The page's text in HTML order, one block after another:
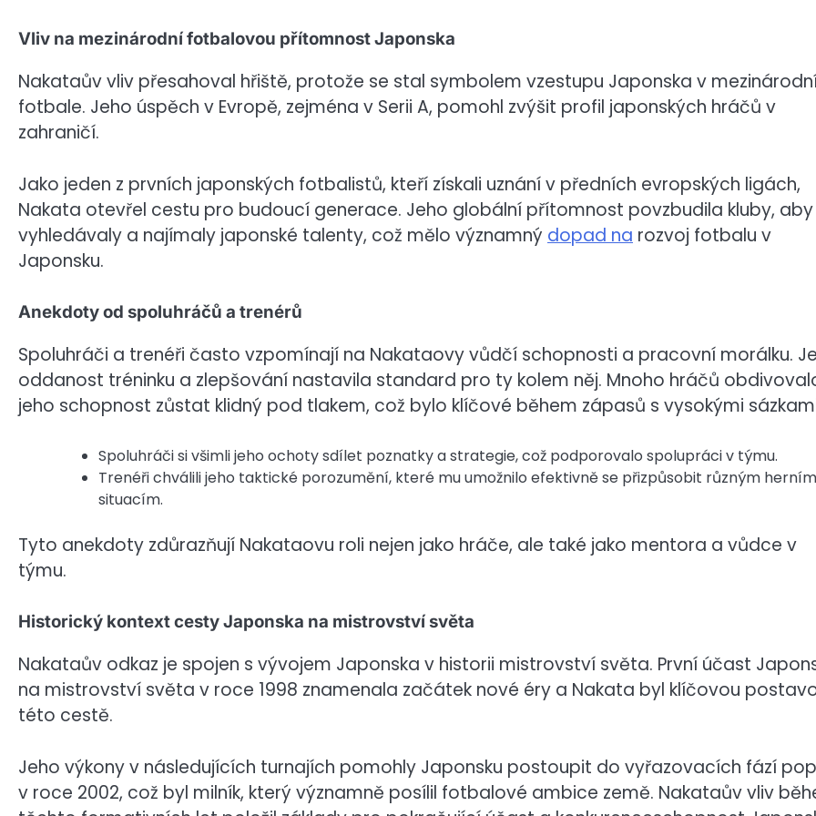
Vliv na mezinárodní fotbalovou přítomnost Japonska
Nakataův vliv přesahoval hřiště, protože se stal symbolem vzestupu Japonska v
fotbale. Jeho úspěch v Evropě, zejména v Serii A, pomohl zvýšit profil japonských hráčů v
zahraničí.
Jako jeden z prvních japonských fotbalistů, kteří získali uznání v předních evropských ligách,
Nakata otevřel cestu pro budoucí generace. Jeho globální přítomnost povzbudila kluby, aby
vyhledávaly a najímaly japonské talenty, což mělo významný dopad na rozvoj fotbalu v
Japonsku.
Anekdoty od spoluhráčů a trenérů
Spoluhráči a trenéři často vzpomínají na Nakataovy vůdčí schopnosti a pracovní morálku.
oddanost tréninku a zlepšování nastavila standard pro ty kolem něj. Mnoho hráčů
jeho schopnost zůstat klidný pod tlakem, což bylo klíčové během zápasů s vysokými
Spoluhráči si všimli jeho ochoty sdílet poznatky a strategie, což podporovalo spolupráci v týmu.
Trenéři chválili jeho taktické porozumění, které mu umožnilo efektivně se přizpůsobit různým herním
situacím.
Tyto anekdoty zdůrazňují Nakataovu roli nejen jako hráče, ale také jako mentora a vůdce v
týmu.
Historický kontext cesty Japonska na mistrovství světa
Nakataův odkaz je spojen s vývojem Japonska v historii mistrovství světa. První účast
na mistrovství světa v roce 1998 znamenala začátek nové éry a Nakata byl klíčovou
této cestě.
Jeho výkony v následujících turnajích pomohly Japonsku postoupit do vyřazovacích fází
v roce 2002, což byl milník, který významně posílil fotbalové ambice země. Nakataův vliv